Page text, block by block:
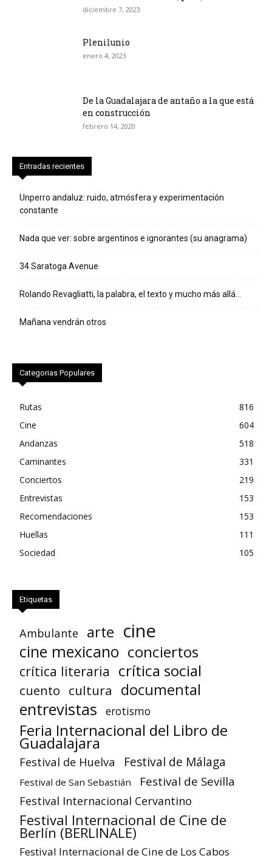
diciembre 7, 2023
Plenilunio
enero 4, 2023
De la Guadalajara de antaño a la que está
en construcción
febrero 14, 2020
Entradas recientes
Unperro andaluz: ruido, atmósfera y experimentación
constante
Nada que ver: sobre argentinos e ignorantes (su anagrama)
34 Saratoga Avenue
Rolando Revagliatti, la palabra, el texto y mucho más allá…
Mañana vendrán otros
Categorias Populares
Rutas
816
Cine
604
Andanzas
518
Caminantes
331
Conciertos
219
Entrevistas
153
Recomendaciones
153
Huellas
111
Sociedad
105
Etiquetas
Ambulante arte cine
cine mexicano conciertos
crítica literaria crítica social
cuento cultura documental
entrevistas erotismo
Feria Internacional del Libro de
Guadalajara
Festival de Huelva Festival de Málaga
Festival de San Sebastián Festival de Sevilla
Festival Internacional Cervantino
Festival Internacional de Cine de
Berlín (BERLINALE)
Festival Internacional de Cine de Los Cabos